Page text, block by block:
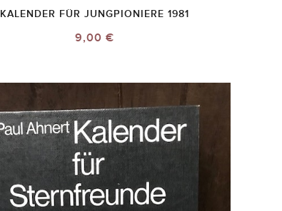
KALENDER FÜR JUNGPIONIERE 1981
9,00 €